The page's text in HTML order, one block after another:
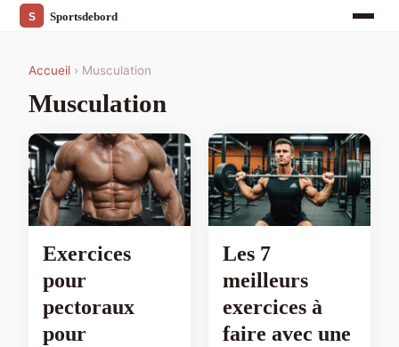
Accueil › Musculation
Musculation
Exercices
pour
pectoraux
pour
Les 7
meilleurs
exercices à
faire avec une